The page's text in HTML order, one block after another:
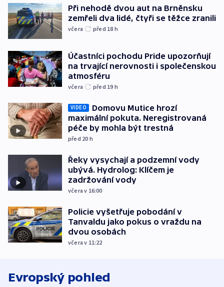
Při nehodě dvou aut na Brněnsku
zemřeli dva lidé, čtyři se těžce zranili
včera před 18 h
Účastníci pochodu Pride upozorňují
na trvající nerovnosti i společenskou
atmosféru
včera před 19 h
VIDEO
Domovu Mutice hrozí
maximální pokuta. Neregistrovaná
péče by mohla být trestná
před 20 h
Řeky vysychají a podzemní vody
ubývá. Hydrolog: Klíčem je
zadržování vody
včera v 16:00
Policie vyšetřuje pobodání v
Tanvaldu jako pokus o vraždu na
dvou osobách
včera v 11:22
Evropský pohled